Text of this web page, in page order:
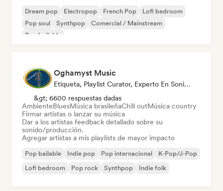
Dream pop Electropop French Pop
Lofi bedroom
Pop soul
Synthpop
Comercial / Mainstream
Pop bailable
Oghamyst Music
Etiqueta, Playlist Curator, Experto En Sonido
&gt; 6600 respuestas dadas
AmbienteBluesMúsica brasileñaChill outMúsica country
Firmar artistas o lanzar su música
Dar a los artistas feedback detallado sobre su
sonido/producción.
Agregar artistas a mis playlists de mayor impacto
Pop bailable Indie pop Pop internacional
K-Pop/J-Pop
Lofi bedroom
Pop rock Synthpop Indie folk